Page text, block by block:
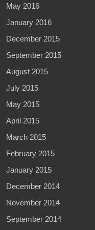
May 2016
January 2016
December 2015
September 2015
August 2015
July 2015
May 2015
April 2015
March 2015
February 2015
January 2015
December 2014
November 2014
September 2014